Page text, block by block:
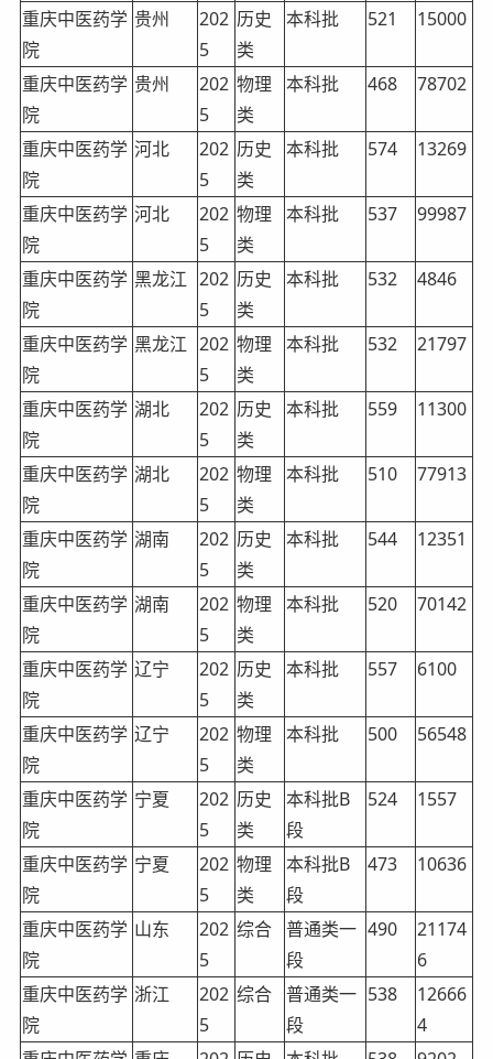
重庆中医药学
院
贵州
202
5
历史
类
本科批 521 15000
重庆中医药学
院
贵州
202
5
物理
类
本科批 468 78702
重庆中医药学
院
河北
202
5
历史
类
本科批 574 13269
重庆中医药学
院
河北
202
5
物理
类
本科批 537 99987
重庆中医药学
院
黑龙江 202
5
历史
类
本科批 532 4846
重庆中医药学
院
黑龙江 202
5
物理
类
本科批 532 21797
重庆中医药学
院
湖北
202
5
历史
类
本科批 559 11300
重庆中医药学
院
湖北
202
5
物理
类
本科批 510 77913
重庆中医药学
院
湖南
202
5
历史
类
本科批 544 12351
重庆中医药学
院
湖南
202
5
物理
类
本科批 520 70142
重庆中医药学
院
辽宁
202
5
历史
类
本科批 557 6100
重庆中医药学
院
辽宁
202
5
物理
类
本科批 500 56548
重庆中医药学
院
宁夏
202
5
历史
类
本科批B
段
524 1557
重庆中医药学
院
宁夏
202
5
物理
类
本科批B
段
473 10636
重庆中医药学
院
山东
202
5
综合 普通类一
段
490
21174
6
重庆中医药学
院
浙江
202
5
综合 普通类一
段
538
12666
4